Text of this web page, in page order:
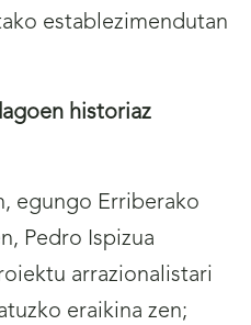
establezimendutan
historiaz
egungo Erriberako
Pedro Ispizua
arrazionalistari
eraikina zen;